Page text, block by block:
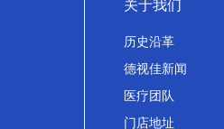
关于我们
历史沿革
德视佳新闻
医疗团队
门店地址